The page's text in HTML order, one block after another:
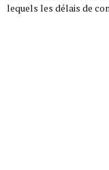
lequels les délais de